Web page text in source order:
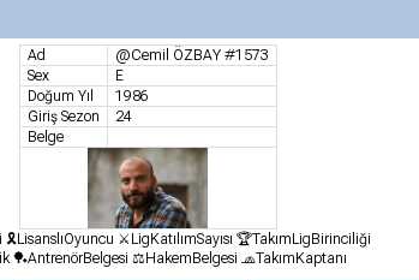
Ad
@Cemil ÖZBAY #1573
Sex
E
Doğum Yıl
1986
Giriş Sezon
24
Belge
⚔️LigKatılımSayısı 🏆TakımLigBirinciliği
🏓AntrenörBelgesi ⚖️HakemBelgesi 🧢TakımKaptanı